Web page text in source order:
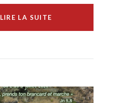
LIRE LA SUITE